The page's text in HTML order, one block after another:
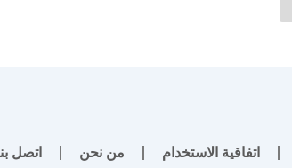
اتفاقية الاستخدام من نحن اتصل